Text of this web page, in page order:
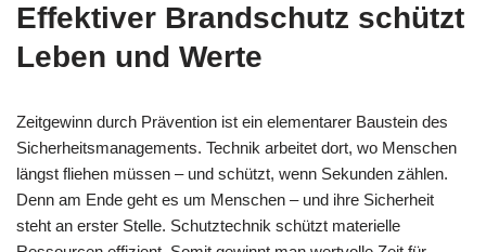
Effektiver Brandschutz schützt
Leben und Werte
Zeitgewinn durch Prävention ist ein elementarer Baustein des
Sicherheitsmanagements. Technik arbeitet dort, wo Menschen
längst fliehen müssen – und schützt, wenn Sekunden zählen.
Denn am Ende geht es um Menschen – und ihre Sicherheit
steht an erster Stelle. Schutztechnik schützt materielle